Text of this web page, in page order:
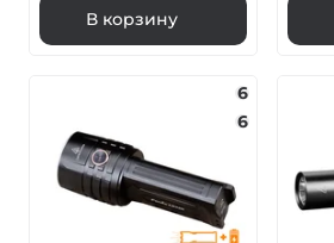
В корзину
6
6